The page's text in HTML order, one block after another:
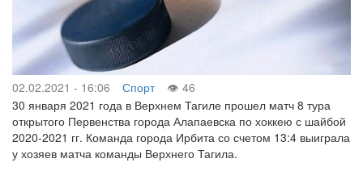
02.02.2021 - 16:06 Спорт
46
30 января 2021 года в Верхнем Тагиле прошел матч 8 тура
открытого Первенства города Алапаевска по хоккею с шайбой
2020-2021 гг. Команда города Ирбита со счетом 13:4 выиграла
у хозяев матча команды Верхнего Тагила.